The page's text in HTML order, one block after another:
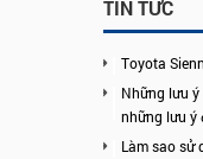
TIN TỨC
Toyota
Những lưu
những lưu ý
Làm sao sử